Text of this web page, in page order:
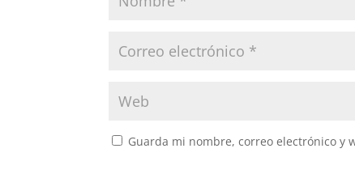
Guarda mi nombre, correo electrónico y